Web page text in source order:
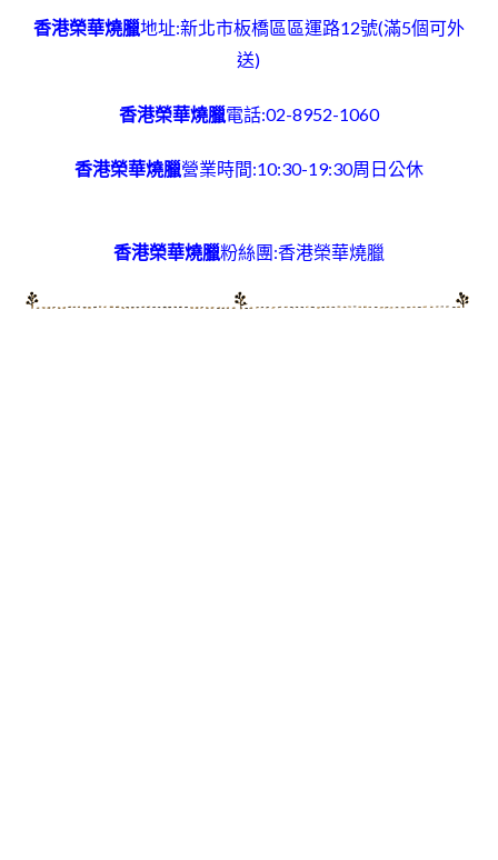
香港榮華燒臘地址:新北市板橋區區運路12號(滿5個可外
送)
香港榮華燒臘電話:02-8952-1060
香港榮華燒臘營業時間:10:30-19:30周日公休
香港榮華燒臘粉絲團:香港榮華燒臘